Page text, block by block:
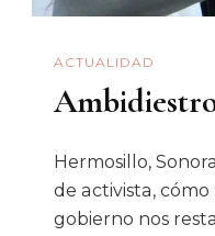
ACTUALIDAD
Hermosillo,
de activista,
gobierno nos